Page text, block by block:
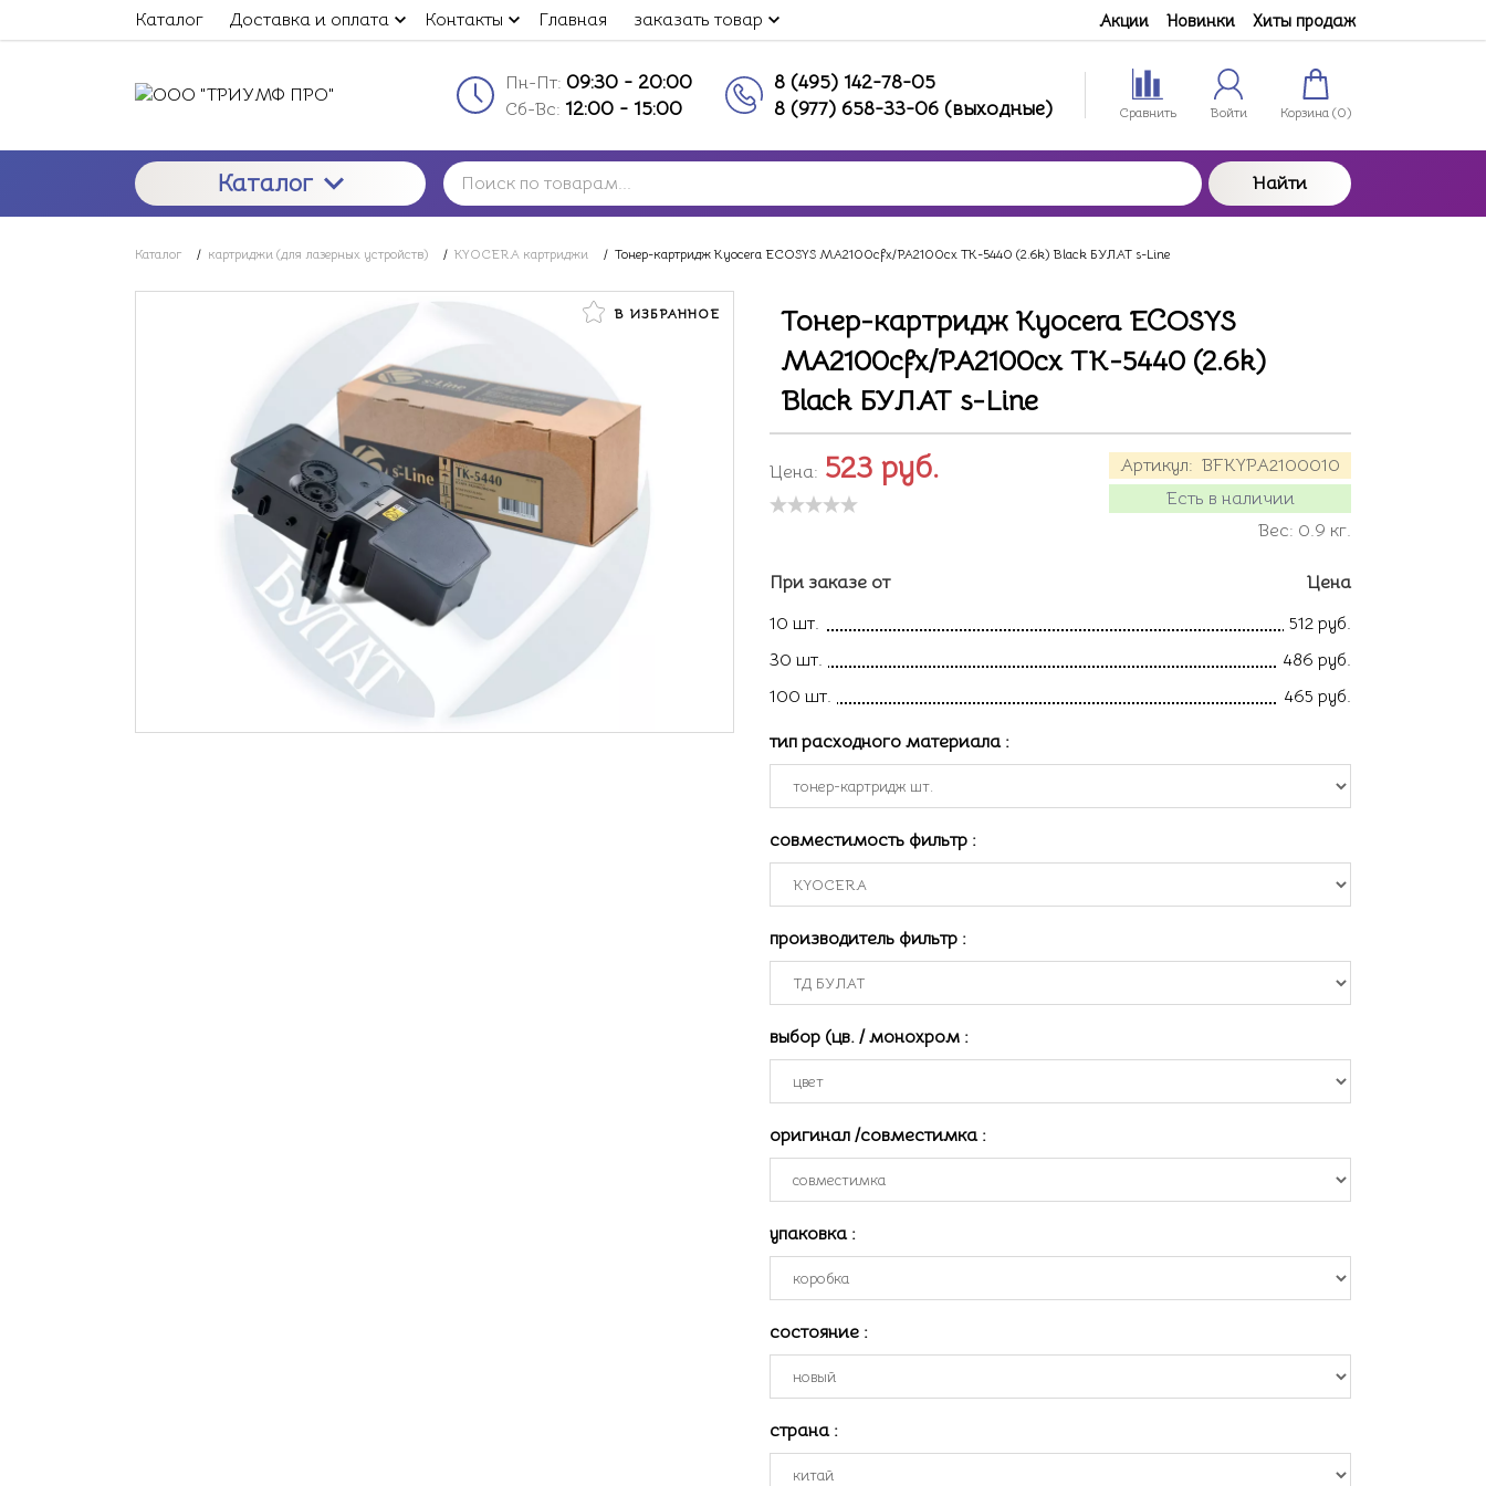
Каталог Доставка и оплата Контакты Главная заказать товар Акции Новинки Хиты продаж
Пн-Пт: 09:30 - 20:00
Сб-Вс: 12:00 - 15:00
8 (495) 142-78-05
8 (977) 658-33-06 (выходные)
Сравнить Войти Корзина (0)
Каталог Найти
Каталог / картриджи (для лазерных устройств) / KYOCERA картриджи / Тонер-картридж Kyocera ECOSYS MA2100cfx/PA2100cx TK-5440 (2.6k) Black БУЛАТ s-Line
В ИЗБРАННОЕ
Тонер-картридж Kyocera ECOSYS
MA2100cfx/PA2100cx TK-5440 (2.6k)
Black БУЛАТ s-Line
Артикул: BFKYPA2100010
Есть в наличии
Вес: 0.9 кг.
Цена: 523 руб.
При заказе от
Цена
10 шт.
512 руб.
30 шт.
486 руб.
100 шт.
465 руб.
тип расходного материала :
совместимость фильтр :
производитель фильтр :
выбор (цв. / монохром :
оригинал /совместимка :
упаковка :
состояние :
страна :